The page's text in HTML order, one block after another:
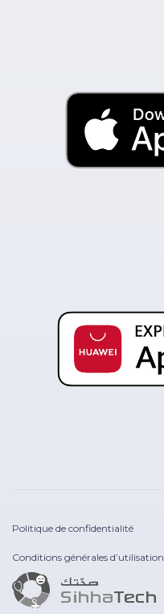
Politique de confidentialité
Conditions générales d’utilisation